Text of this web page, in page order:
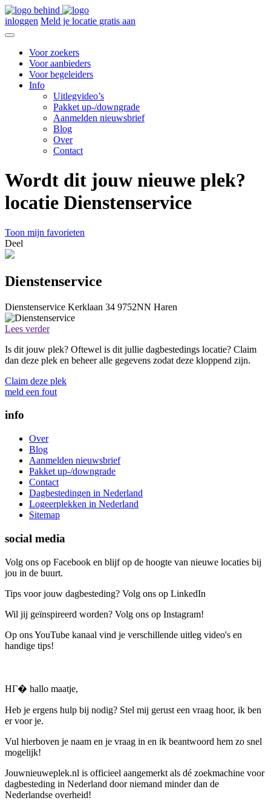
inloggen Meld je locatie gratis aan
Voor zoekers
Voor aanbieders
Voor begeleiders
Info
Uitlegvideo’s
Pakket up-/downgrade
Aanmelden nieuwsbrief
Blog
Over
Contact
Wordt dit jouw nieuwe plek?
locatie Dienstenservice
Toon mijn favorieten
Deel
Dienstenservice
Dienstenservice Kerklaan 34 9752NN Haren
Lees verder
Is dit jouw plek? Oftewel is dit jullie dagbestedings locatie? Claim
dan deze plek en beheer alle gegevens zodat deze kloppend zijn.
Claim deze plek
meld een fout
info
Over
Blog
Aanmelden nieuwsbrief
Pakket up-/downgrade
Contact
Dagbestedingen in Nederland
Logeerplekken in Nederland
Sitemap
social media
Volg ons op Facebook en blijf op de hoogte van nieuwe locaties bij
jou in de buurt.
Tips voor jouw dagbesteding? Volg ons op LinkedIn
Wil jij geïnspireerd worden? Volg ons op Instagram!
Op ons YouTube kanaal vind je verschillende uitleg video's en
handige tips!
HГ� hallo maatje,
Heb je ergens hulp bij nodig? Stel mij gerust een vraag hoor, ik ben
er voor je.
Vul hierboven je naam en je vraag in en ik beantwoord hem zo snel
mogelijk!
Jouwnieuweplek.nl is officieel aangemerkt als dé zoekmachine voor
dagbesteding in Nederland door niemand minder dan de
Nederlandse overheid!